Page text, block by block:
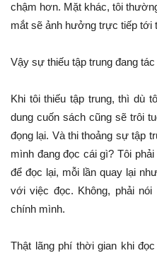
chậm hơn. Mặt khác, tôi
mắt sẽ ảnh hưởng trực tiếp tới
Vậy sự thiếu tập trung đang
Khi tôi thiếu tập trung, thì dù
dung cuốn sách cũng sẽ trôi
đọng lại. Và thi thoảng sự tập
mình đang đọc cái gì? Tôi
để đọc lại, mỗi lần quay lại
với việc đọc. Không, phải
chính mình.
Thật lãng phí thời gian khi